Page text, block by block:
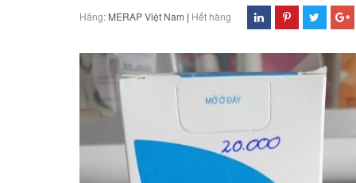
Hãng: MERAP Việt Nam | Hết hàng